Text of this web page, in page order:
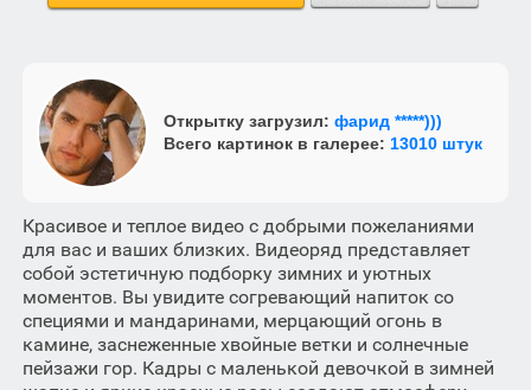
Открытку загрузил: фарид *****)))
Всего картинок в галерее: 13010 штук
Красивое и теплое видео с добрыми пожеланиями
для вас и ваших близких. Видеоряд представляет
собой эстетичную подборку зимних и уютных
моментов. Вы увидите согревающий напиток со
специями и мандаринами, мерцающий огонь в
камине, заснеженные хвойные ветки и солнечные
пейзажи гор. Кадры с маленькой девочкой в зимней